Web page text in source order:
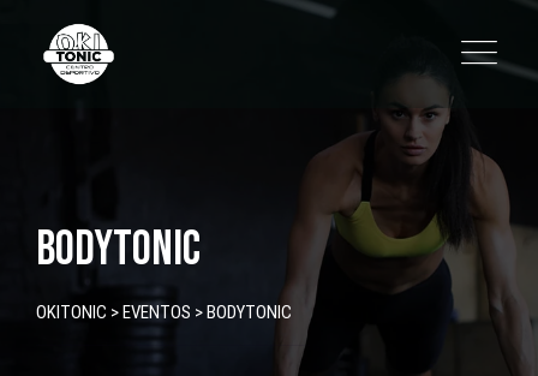
content
BODYTONIC
OKITONIC >EVENTOS >BODYTONIC